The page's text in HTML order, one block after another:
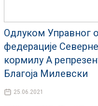
Одлуком Управног
федерације
кормилу А
Благоја Милевски
25.06.2021